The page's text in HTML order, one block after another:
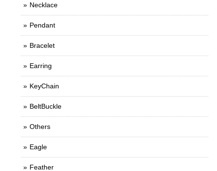
Necklace
Pendant
Bracelet
Earring
KeyChain
BeltBuckle
Others
Eagle
Feather